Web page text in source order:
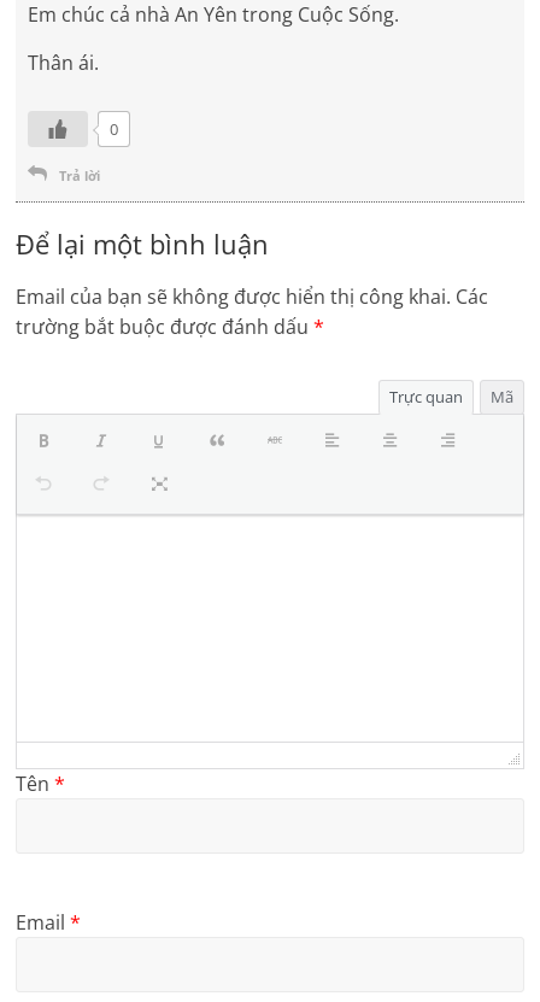
Em chúc cả nhà An Yên trong Cuộc Sống.
Thân ái.
0
Trả lời
Để lại một bình luận
Email của bạn sẽ không được hiển thị công khai. Các
trường bắt buộc được đánh dấu*
Trực quan Mã
Tên*
Email*